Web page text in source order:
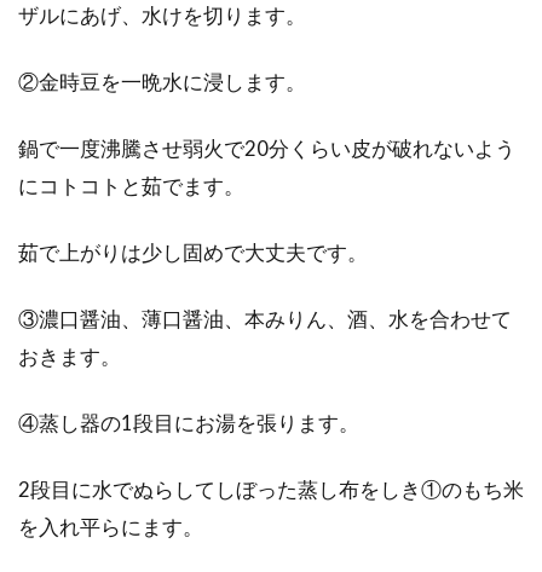
ザルにあげ、水けを切ります。
②金時豆を一晩水に浸します。
鍋で一度沸騰させ弱火で20分くらい皮が破れないよう
にコトコトと茹でます。
茹で上がりは少し固めで大丈夫です。
③濃口醤油、薄口醤油、本みりん、酒、水を合わせて
おきます。
④蒸し器の1段目にお湯を張ります。
2段目に水でぬらしてしぼった蒸し布をしき①のもち米
を入れ平らにます。